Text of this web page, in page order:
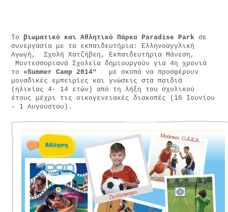
Το βιωματικό και Αθλητικό Πάρκο Paradise Park σε
συνεργασία με τα εκπαιδευτήρια: Ελληνοαγγλική
Αγωγή, Σχολή Χατζήβεη, Εκπαιδευτήρια Μάνεση,
Μοντεσσοριανά Σχολεία δημιουργούν για 4η χρονιά
το «Summer Camp 2014″
με σκοπό να προσφέρουν
μοναδικές εμπειρίες και γνώσεις στα παιδιά
(ηλικίας 4- 14 ετών) από τη λήξη του σχολικού
έτους μέχρι τις οικογενειακές διακοπές (16 Ιουνίου
– 1 Αυγούστου).